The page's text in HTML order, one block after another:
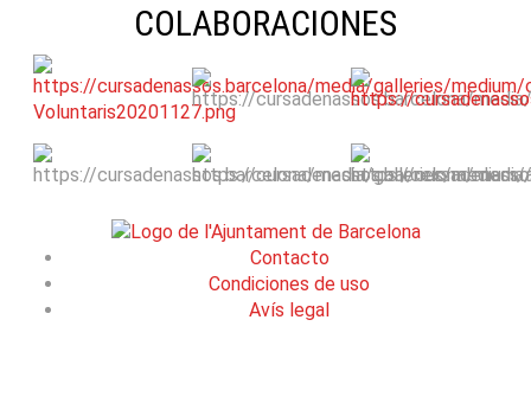
COLABORACIONES
Contacto
Condiciones de uso
Avís legal